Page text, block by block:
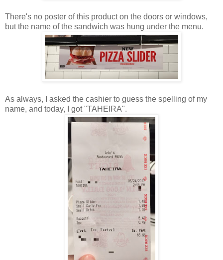
There's no poster of this product on the doors or windows,
but the name of the sandwich was hung under the menu.
As always, I asked the cashier to guess the spelling of my
name, and today, I got "TAHEIRA".